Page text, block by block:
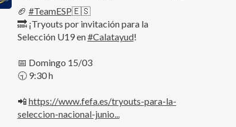
🏈 #TeamESP🇪🇸
🔜 ¡Tryouts por invitación para la
Selección U19 en#Calatayud!
📅 Domingo 15/03
🕤 9:30 h
📲 https://www.fefa.es/tryouts-para-la-
seleccion-nacional-junio...